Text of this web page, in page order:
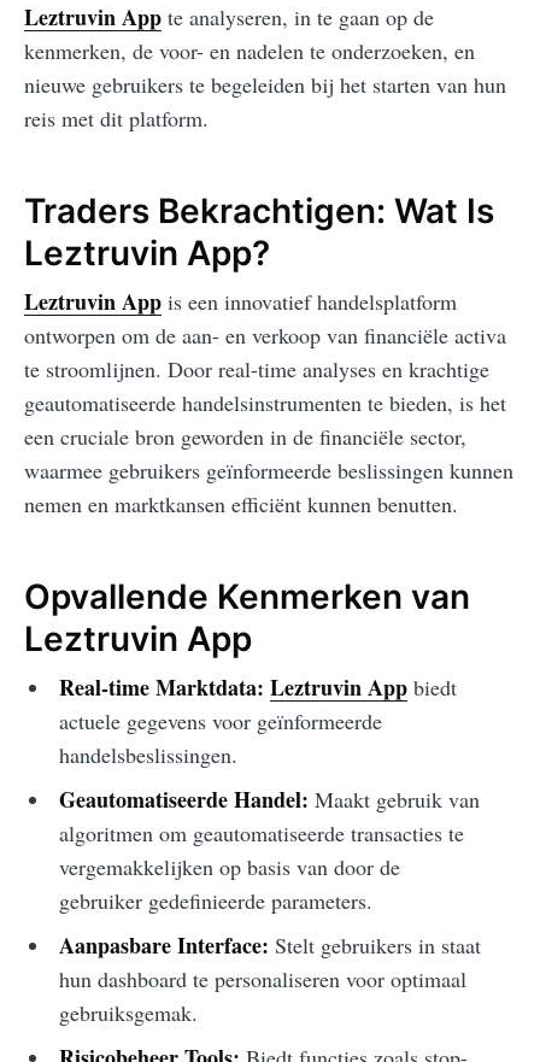
Leztruvin App te analyseren, in te gaan op de
kenmerken, de voor- en nadelen te onderzoeken, en
nieuwe gebruikers te begeleiden bij het starten van hun
reis met dit platform.
Traders Bekrachtigen: Wat Is
Leztruvin App?
Leztruvin App is een innovatief handelsplatform
ontworpen om de aan- en verkoop van financiële activa
te stroomlijnen. Door real-time analyses en krachtige
geautomatiseerde handelsinstrumenten te bieden, is het
een cruciale bron geworden in de financiële sector,
waarmee gebruikers geïnformeerde beslissingen kunnen
nemen en marktkansen efficiënt kunnen benutten.
Opvallende Kenmerken van
Leztruvin App
Real-time Marktdata: Leztruvin Appbiedt
actuele gegevens voor geïnformeerde
handelsbeslissingen.
Geautomatiseerde Handel: Maakt gebruik van
algoritmen om geautomatiseerde transacties te
vergemakkelijken op basis van door de
gebruiker gedefinieerde parameters.
Aanpasbare Interface: Stelt gebruikers in staat
hun dashboard te personaliseren voor optimaal
gebruiksgemak.